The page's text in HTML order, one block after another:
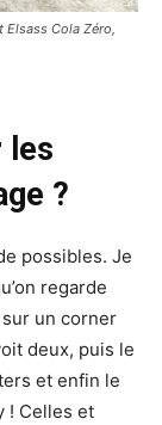
Elsass Cola Zéro,
les
?
possibles. Je
regarde
un corner
deux, puis le
et enfin le
! Celles et